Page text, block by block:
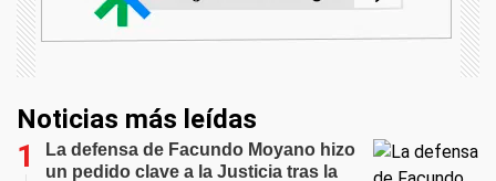
Noticias más leídas
La defensa de Facundo Moyano hizo
un pedido clave a la Justicia tras la